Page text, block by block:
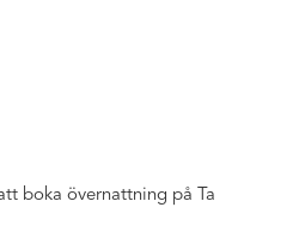
boka övernattning på Ta